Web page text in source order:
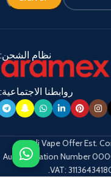
نظام الشحن:
روابطنا الاجتماعية:
Saudi Vape Offer Est.
Authentication Number
VAT: